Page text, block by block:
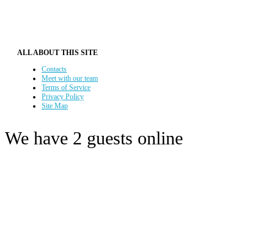
ALL ABOUT THIS SITE
Contacts
Meet with our team
Terms of Service
Privacy Policy
Site Map
We have 2 guests online